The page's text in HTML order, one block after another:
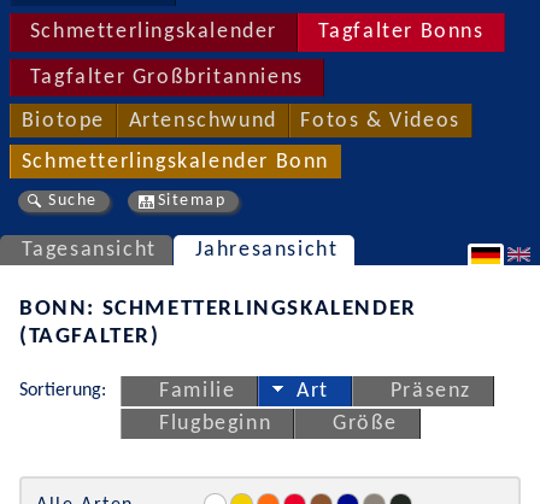
Schmetterlingskalender Tagfalter Bonns
Tagfalter Großbritanniens
Biotope Artenschwund Fotos & Videos
Schmetterlingskalender Bonn
Suche Sitemap
Tagesansicht Jahresansicht
BONN: SCHMETTERLINGSKALENDER
(TAGFALTER)
Sortierung: Familie Art
Präsenz
Flugbeginn
Größe